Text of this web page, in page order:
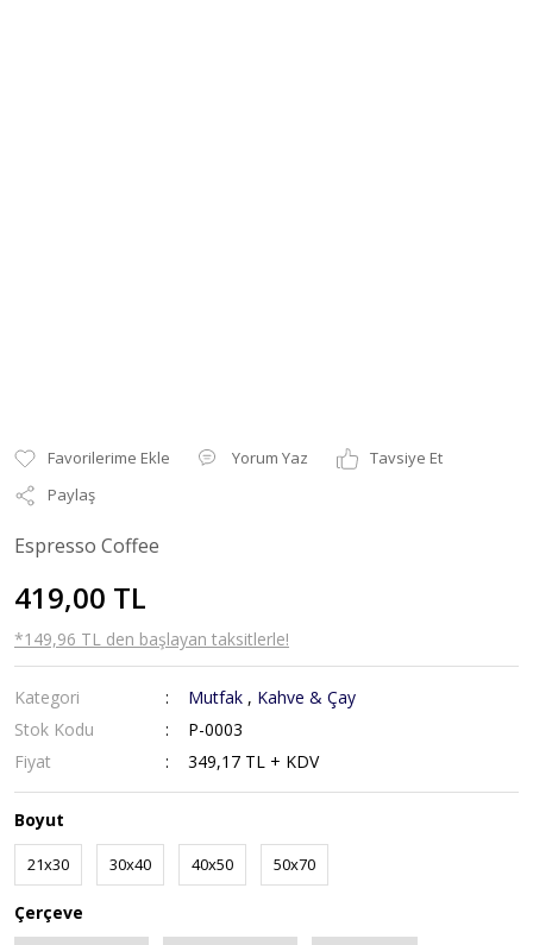
Yorum Yaz
Tavsiye Et
Paylaş
Espresso Coffee
419,00 TL
*149,96 TL den başlayan taksitlerle!
Kategori Mutfak , Kahve & Çay
Stok Kodu
P-0003
Fiyat
349,17 TL + KDV
Boyut
21x30 30x40 40x50 50x70
Çerçeve